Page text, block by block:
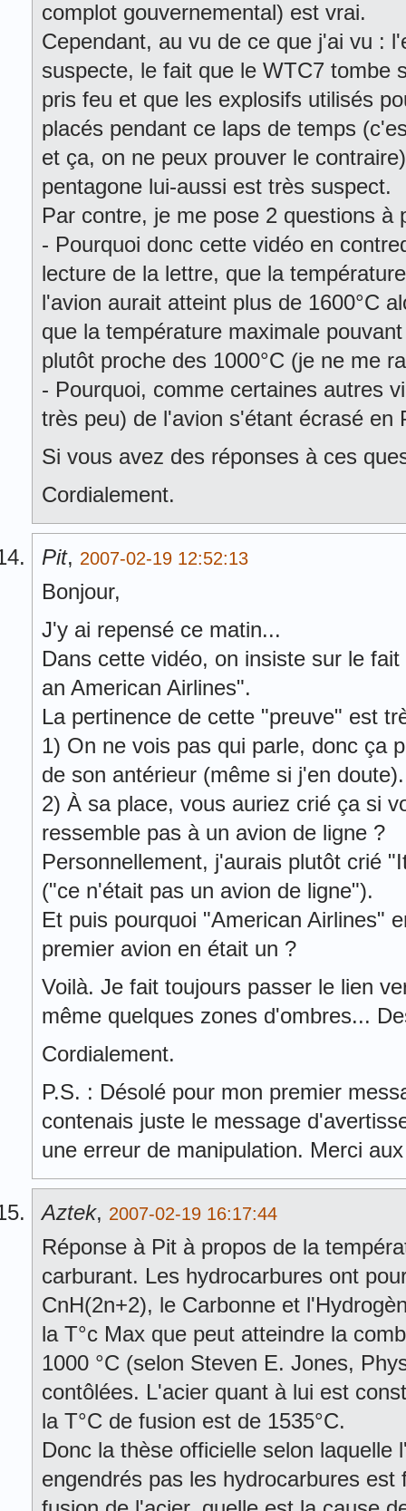
complot gouvernemental) est vrai.
Cependant, au vu de ce que j'ai vu :
suspecte, le fait que le WTC7 tombe
pris feu et que les explosifs utilisés
placés pendant ce laps de temps
et ça, on ne peux prouver le
pentagone lui-aussi est très suspect.
Par contre, je me pose 2 questions à
- Pourquoi donc cette vidéo en
lecture de la lettre, que la
l'avion aurait atteint plus de 1600°C
que la température maximale
plutôt proche des 1000°C (je ne me
- Pourquoi, comme certaines autres
très peu) de l'avion s'étant écrasé en
Si vous avez des réponses à ces
Cordialement.
Pit, 2007-02-19 12:52:13
Bonjour,
J'y ai repensé ce matin...
Dans cette vidéo, on insiste sur le
an American Airlines".
La pertinence de cette "preuve" est
1) On ne vois pas qui parle, donc ça
de son antérieur (même si j'en doute).
2) À sa place, vous auriez crié ça si
ressemble pas à un avion de ligne ?
Personnellement, j'aurais plutôt crié
("ce n'était pas un avion de ligne").
Et puis pourquoi "American Airlines"
premier avion en était un ?
Voilà. Je fait toujours passer le lien
même quelques zones d'ombres...
Cordialement.
P.S. : Désolé pour mon premier
contenais juste le message
une erreur de manipulation. Merci
Aztek, 2007-02-19 16:17:44
Réponse à Pit à propos de la
carburant. Les hydrocarbures ont
CnH(2n+2), le Carbonne et
la T°c Max que peut atteindre la
1000 °C (selon Steven E. Jones,
contôlées. L'acier quant à lui est
la T°C de fusion est de 1535°C.
Donc la thèse officielle selon
engendrés pas les hydrocarbures